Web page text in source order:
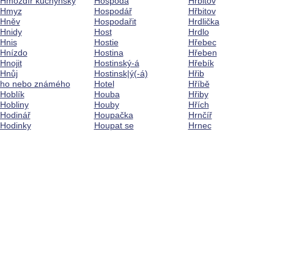
Hmyz
Hněv
Hnidy
Hnis
Hnízdo
Hnojit
Hnůj
ho nebo známého
Hoblík
Hobliny
Hodinář
Hodinky
Hospodář
Hospodařit
Host
Hostie
Hostina
Hostinský-á
Hostinsk|ý(-á)
Hotel
Houba
Houby
Houpačka
Houpat se
Hřbitov
Hrdlička
Hrdlo
Hřebec
Hřeben
Hřebík
Hřib
Hříbě
Hřiby
Hřích
Hrnčíř
Hrnec